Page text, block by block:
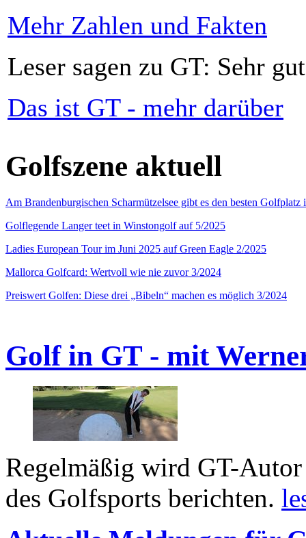
Mehr Zahlen und Fakten
Leser sagen zu GT: Sehr
Das ist GT - mehr darüber
Golfszene aktuell
Am Brandenburgischen Scharmützelsee gibt es den besten
Golflegende Langer teet in Winstongolf auf 5/2025
Ladies European Tour im Juni 2025 auf Green Eagle 2/2025
Mallorca Golfcard: Wertvoll wie nie zuvor 3/2024
Preiswert Golfen: Diese drei „Bibeln“ machen es möglich 3/2024
Golf in GT - mit
Regelmäßig wird GT-
des Golfsports berichten.